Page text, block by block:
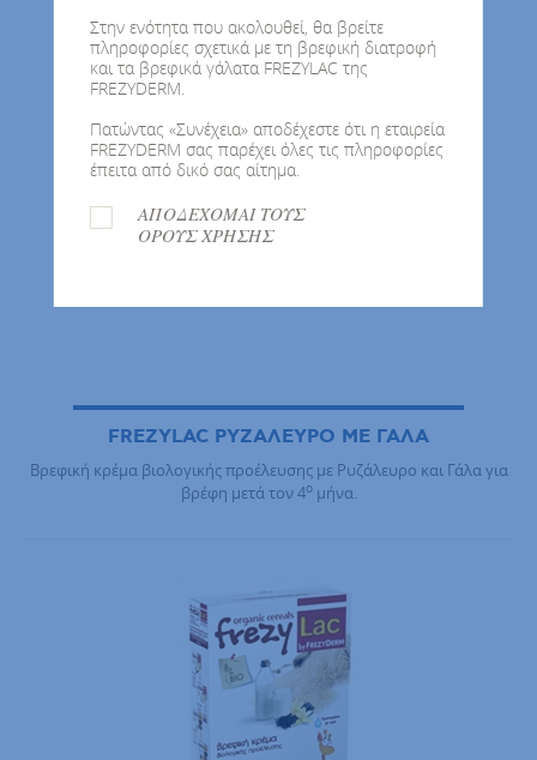
Στην ενότητα που ακολουθεί, θα βρείτε
πληροφορίες σχετικά με τη βρεφική διατροφή
και τα βρεφικά γάλατα FREZYLAC της
FREZYDERM.
Πατώντας «Συνέχεια» αποδέχεστε ότι η εταιρεία
FREZYDERM σας παρέχει όλες τις πληροφορίες
έπειτα από δικό σας αίτημα.
ΑΠΟΔΕΧΟΜΑΙ ΤΟΥΣ
ΟΡΟΥΣ ΧΡΗΣΗΣ
FREZYLAC ΡΥΖΑΛΕΥΡΟ ΜΕ ΓΑΛΑ
Βρεφική κρέμα βιολογικής προέλευσης με Ρυζάλευρο και Γάλα για
βρέφη μετά τον 4ο μήνα.